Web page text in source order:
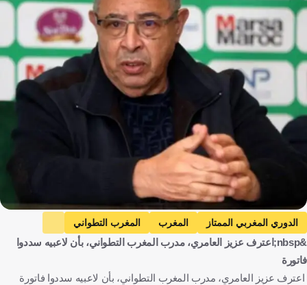
الدوري المغربي الممتاز المغرب
المغرب التطواني
الفتح الرباطي
عزيز العامري كرة قدم
&nbsp;اعترف عزيز العامري، مدرب المغرب التطواني، بأن لاعبيه سددوا
فاتورة
اعترف عزيز العامري، مدرب المغرب التطواني، بأن لاعبيه سددوا فاتورة